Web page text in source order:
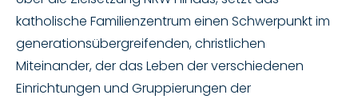
katholische Familienzentrum einen Schwerpunkt im
generationsübergreifenden, christlichen
Miteinander, der das Leben der verschiedenen
Einrichtungen und Gruppierungen der